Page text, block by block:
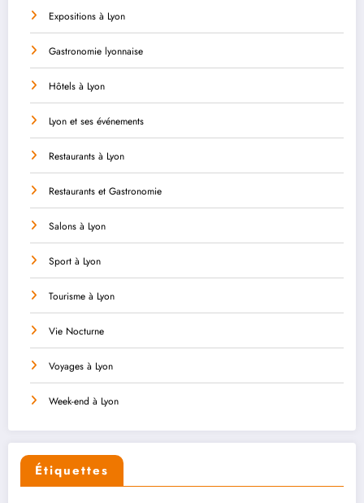
Expositions à Lyon
Gastronomie lyonnaise
Hôtels à Lyon
Lyon et ses événements
Restaurants à Lyon
Restaurants et Gastronomie
Salons à Lyon
Sport à Lyon
Tourisme à Lyon
Vie Nocturne
Voyages à Lyon
Week-end à Lyon
Étiquettes